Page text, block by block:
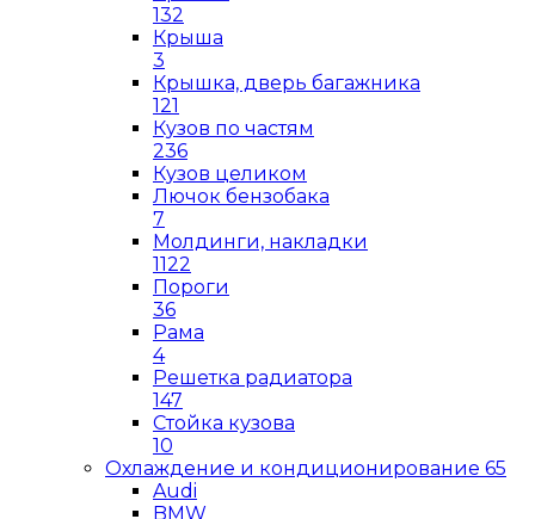
132
Крыша
3
Крышка, дверь багажника
121
Кузов по частям
236
Кузов целиком
Лючок бензобака
7
Молдинги, накладки
1122
Пороги
36
Рама
4
Решетка радиатора
147
Стойка кузова
10
Охлаждение и кондиционирование 65
Audi
BMW